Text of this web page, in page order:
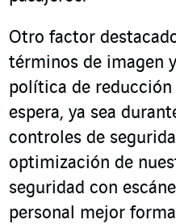
Otro factor
términos de imagen
política de
espera, ya sea
controles de
optimización de
seguridad con
personal mejor